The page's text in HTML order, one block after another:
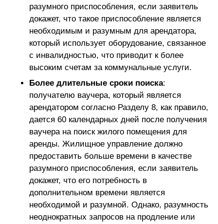
разумного приспособления, если заявитель
докажет, что такое приспособление является
необходимым и разумным для арендатора,
который использует оборудование, связанное
с инвалидностью, что приводит к более
высоким счетам за коммунальные услуги.
Более длительные сроки поиска:
получателю ваучера, который является
арендатором согласно Разделу 8, как правило,
дается 60 календарных дней после получения
ваучера на поиск жилого помещения для
аренды. Жилищное управление должно
предоставить больше времени в качестве
разумного приспособления, если заявитель
докажет, что его потребность в
дополнительном времени является
необходимой и разумной. Однако, разумность
неоднократных запросов на продление или